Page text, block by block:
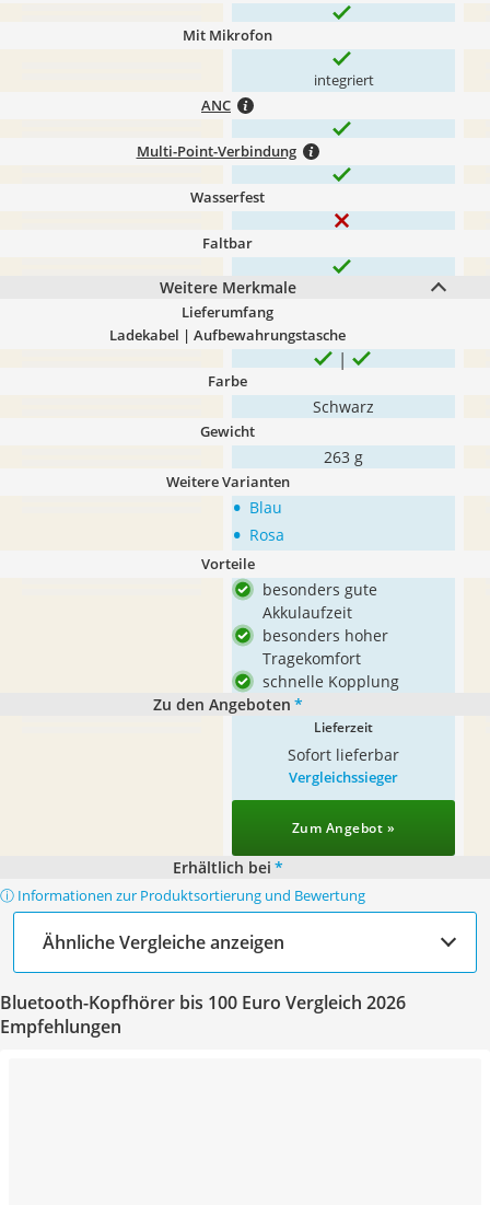
Mit Mikrofon
integriert
ANC
Multi-Point-Verbindung
Wasserfest
Faltbar
Weitere Merkmale
Lieferumfang
Ladekabel | Aufbewahrungstasche
Farbe
Schwarz
Gewicht
263 g
Weitere Varianten
• Blau
• Rosa
Vorteile
besonders gute
Akkulaufzeit
besonders hoher
Tragekomfort
schnelle Kopplung
Zu den Angeboten *
Lieferzeit
Sofort lieferbar
Vergleichssieger
Zum Angebot »
Erhältlich bei *
ⓘ Informationen zur Produktsortierung und Bewertung
Ähnliche Vergleiche anzeigen
Bluetooth-Kopfhörer bis 100 Euro Vergleich 2026
Empfehlungen